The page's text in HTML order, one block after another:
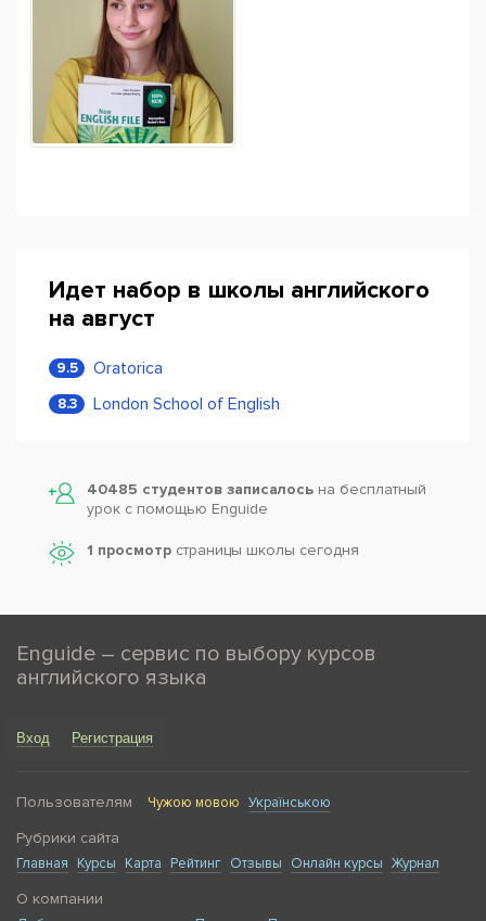
Идет набор в школы английского
на август
9.5 Oratorica
8.3 London School of English
40485 студентов записалось на бесплатный
урок с помощью Enguide
1 просмотр страницы школы сегодня
Enguide – сервис по выбору курсов
английского языка
Вход Регистрация
Пользователям Чужою мовою Українською
Рубрики сайта
Главная Курсы Карта Рейтинг Отзывы Онлайн курсы Журнал
О компании